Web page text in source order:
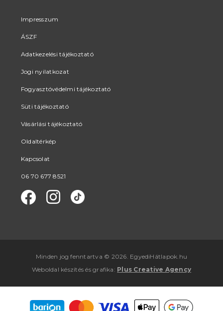
Impresszum
ÁSZF
Adatkezelési tájékoztató
Jogi nyilatkozat
Fogyasztóvédelmi tájékoztató
Süti tájékoztató
Vásárlási tájékoztató
Oldaltérkép
Kapcsolat
06 70 677 8521
Minden jog fenntartva © 2026. EgyediHátlapok.hu
Weboldal készítés ésgrafika : Plus Creative Agency